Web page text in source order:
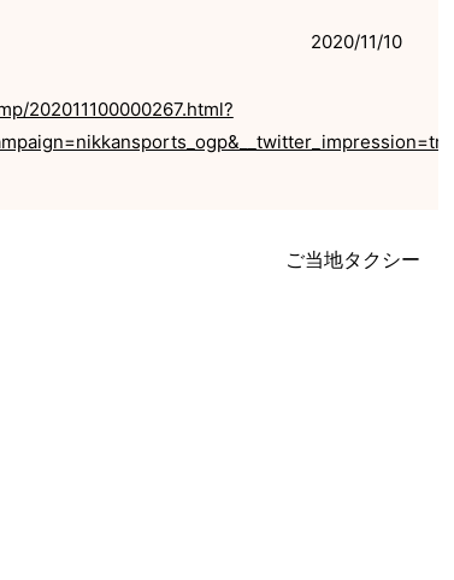
2020/11/10
202011100000267.html?
ご当地タクシー